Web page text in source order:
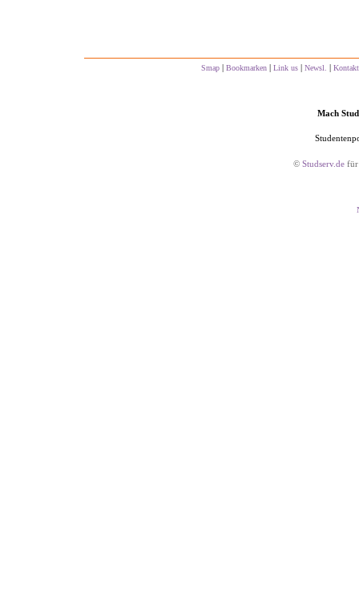
Smap | Bookmarken | Link us | Newsl. | Kontakt
Mach
© Studserv.de für